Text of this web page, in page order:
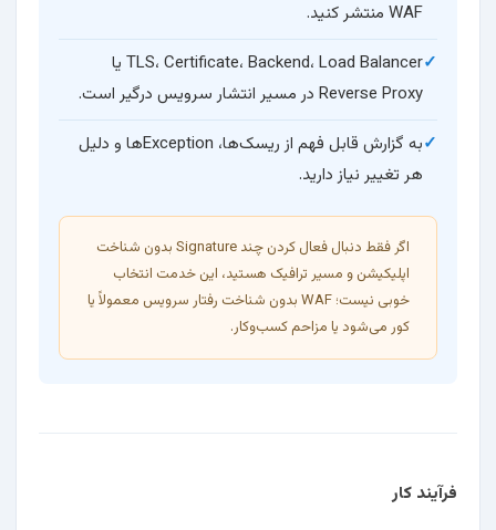
WAF منتشر کنید.
TLS، Certificate، Backend، Load Balancer یا
Reverse Proxy در مسیر انتشار سرویس درگیر است.
به گزارش قابل فهم از ریسک‌ها، Exceptionها و دلیل
هر تغییر نیاز دارید.
اگر فقط دنبال فعال کردن چند Signature بدون شناخت
اپلیکیشن و مسیر ترافیک هستید، این خدمت انتخاب
خوبی نیست؛ WAF بدون شناخت رفتار سرویس معمولاً یا
کور می‌شود یا مزاحم کسب‌وکار.
فرآیند کار